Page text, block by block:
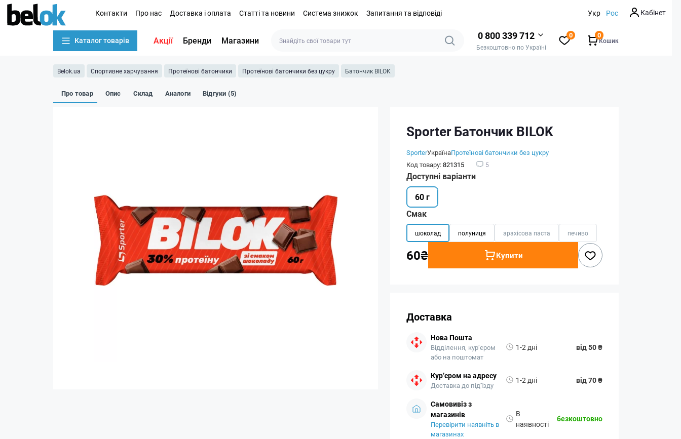
Контакти Про нас Доставка і оплата Статті та новини Система знижок Запитання та відповіді Укр Рос Кабінет
Каталог товарів Акції Бренди Магазини 0 800 339 712
Безкоштовно по Україні
0
Кошик
0
Belok.ua Спортивне харчування Протеїнові батончики Протеїнові батончики без цукру Батончик BILOK
Про товар Опис Склад Аналоги Відгуки (5)
Sporter Батончик BILOK
SporterУкраїнаПротеїнові батончики без цукру
Код товару:821315 5
Доступні варіанти
60 г
Смак
шоколад полуниця арахісова паста печиво
60₴ Купити
Доставка
Нова Пошта
Відділення, кур’єром
або на поштомат
1-2 дні від 50 ₴
Кур’єром на адресу
Доставка до під'їзду
1-2 дні від 70 ₴
Самовивіз з
магазинів
Перевірити наявніть в
магазинах
В
наявності
безкоштовно